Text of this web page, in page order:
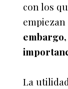
con los
La